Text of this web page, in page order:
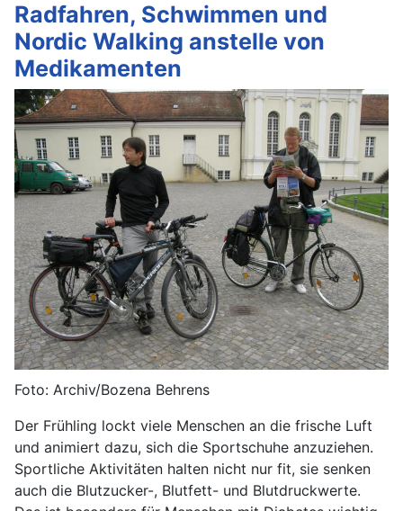
Radfahren, Schwimmen und
Nordic Walking anstelle von
Medikamenten
Foto: Archiv/Bozena Behrens
Der Frühling lockt viele Menschen an die frische Luft
und animiert dazu, sich die Sportschuhe anzuziehen.
Sportliche Aktivitäten halten nicht nur fit, sie senken
auch die Blutzucker-, Blutfett- und Blutdruckwerte.